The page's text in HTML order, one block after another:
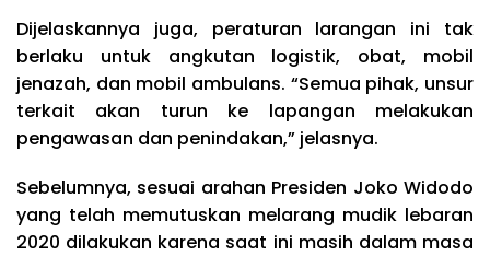
Dijelaskannya juga, peraturan larangan ini tak
berlaku untuk angkutan logistik, obat, mobil
jenazah, dan mobil ambulans. “Semua pihak, unsur
terkait akan turun ke lapangan melakukan
pengawasan dan penindakan,” jelasnya.
Sebelumnya, sesuai arahan Presiden Joko Widodo
yang telah memutuskan melarang mudik lebaran
2020 dilakukan karena saat ini masih dalam masa